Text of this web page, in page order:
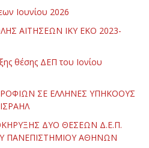
Ιουνίου 2026
ΑΙΤΗΣΕΩΝ ΙΚΥ ΕΚΟ 2023-
θέσης ΔΕΠ του Ιονίου
ΣΕ ΕΛΛΗΝΕΣ ΥΠΗΚΟΟΥΣ
ΔΥΟ ΘΕΣΕΩΝ Δ.Ε.Π.
ΠΑΝΕΠΙΣΤΗΜΙΟΥ ΑΘΗΝΩΝ